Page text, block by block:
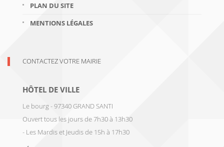
PLAN DU SITE
MENTIONS LÉGALES
CONTACTEZ VOTRE MAIRIE
HÔTEL DE VILLE
Le bourg - 97340 GRAND SANTI
Ouvert tous les jours de 7h30 à 13h30
- Les Mardis et Jeudis de 15h à 17h30